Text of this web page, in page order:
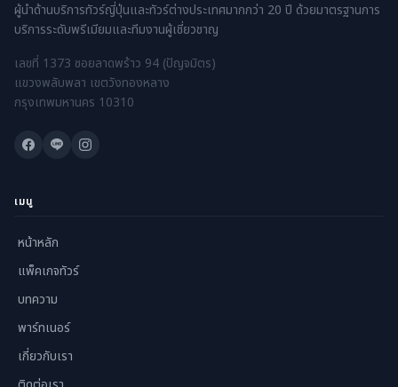
ผู้นำด้านบริการทัวร์ญี่ปุ่นและทัวร์ต่างประเทศมากกว่า 20 ปี ด้วยมาตรฐานการ
บริการระดับพรีเมียมและทีมงานผู้เชี่ยวชาญ
เลขที่ 1373 ซอยลาดพร้าว 94 (ปัญจมิตร)
แขวงพลับพลา เขตวังทองหลาง
กรุงเทพมหานคร 10310
เมนู
หน้าหลัก
แพ็คเกจทัวร์
บทความ
พาร์ทเนอร์
เกี่ยวกับเรา